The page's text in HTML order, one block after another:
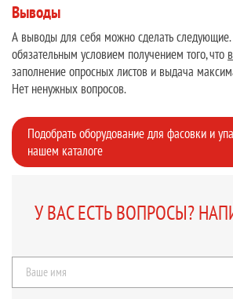
Выводы
А выводы для себя можно сделать
обязательным условием получением того, что
заполнение опросных листов и выдача
Нет ненужных вопросов.
Подобрать оборудование для фасовки и
нашем каталоге
У ВАС ЕСТЬ ВОПРОСЫ?